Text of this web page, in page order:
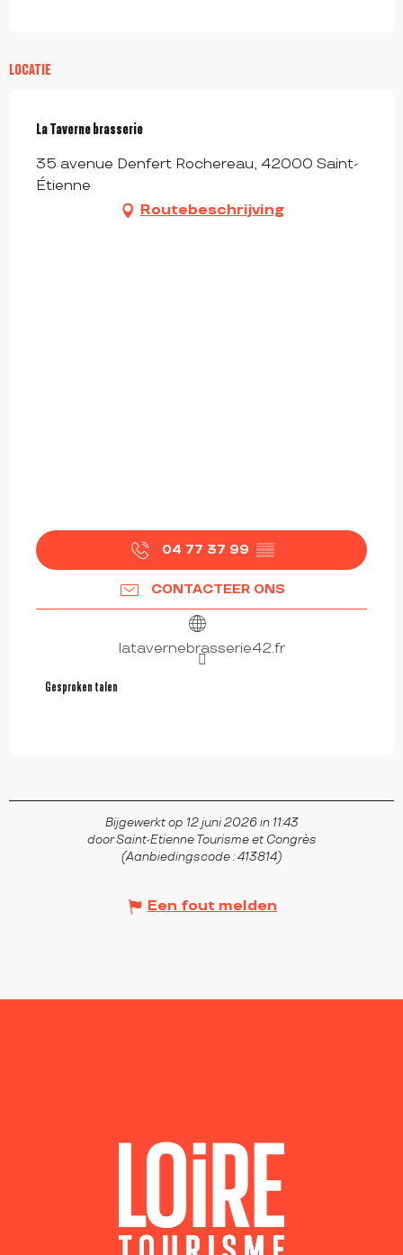
LOCATIE
La Taverne brasserie
35 avenue Denfert Rochereau, 42000 Saint-
Étienne
Routebeschrijving
04 77 37 99 ▒▒
CONTACTEER ONS
latavernebrasserie42.fr
Gesproken talen
Gesproken talen
Bijgewerkt op 12 juni 2026 in 11:43
door Saint-Etienne Tourisme et Congrès
(Aanbiedingscode :413814)
Een fout melden